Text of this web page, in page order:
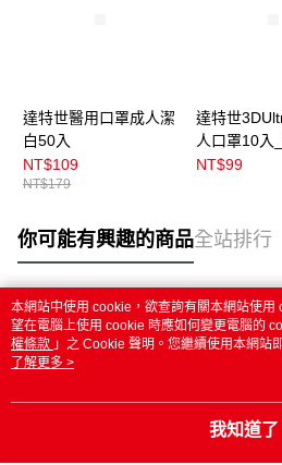
達特世醫用口罩成人潔
白50入
NT$109
NT$179
達特世
人口罩10入
NT$99
你可能有興趣的商品全站排行
熱門標籤
本網站中使用 cookie，欲查詢有關本網站使
望在電腦上使用 cookie 時應如何變更電腦的
權條款 」之 Cookie 聲明。您繼續使用本網站
用條款之 Cookie 聲明使用 cookie。
了解更多 >
我知道了